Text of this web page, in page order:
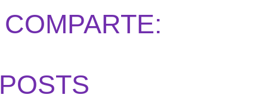
COMPARTE:
POSTS